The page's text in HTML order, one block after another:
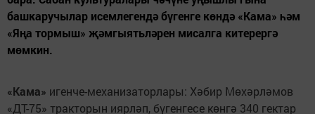
башкаручылар исемлегендә бүгенге көндә «Кама» һәм
«Яңа тормыш» җәмгыятьләрен мисалга китерергә
мөмкин.
«Кама» игенче-механизаторлары: Хәбир Мөхәрләмов
«ДТ-75» тракторын иярләп, бүгенгесе көнгә 340 гектар